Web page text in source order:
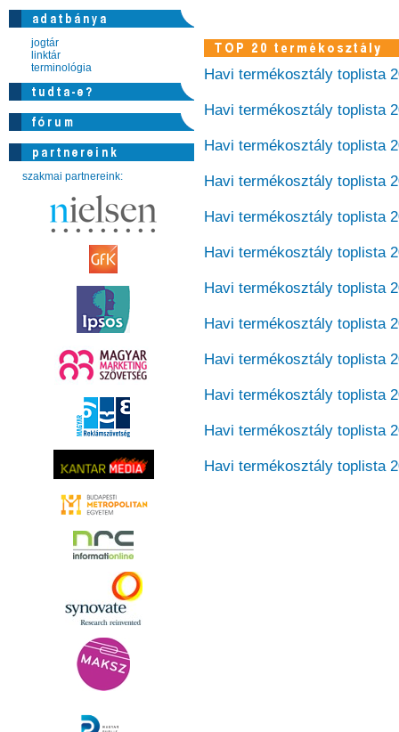
jogtár
linktár
terminológia
szakmai partnereink:
Havi termékosztály toplista
Havi termékosztály toplista
Havi termékosztály toplista
Havi termékosztály toplista
Havi termékosztály toplista
Havi termékosztály toplista
Havi termékosztály toplista
Havi termékosztály toplista
Havi termékosztály toplista
Havi termékosztály toplista
Havi termékosztály toplista
Havi termékosztály toplista